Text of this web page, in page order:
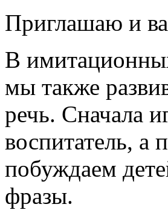
Приглашаю и
В
мы также
речь. Сначала
воспитатель, а
побуждаем
фразы.